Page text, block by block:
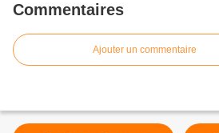
Commentaires
Ajouter un commentaire